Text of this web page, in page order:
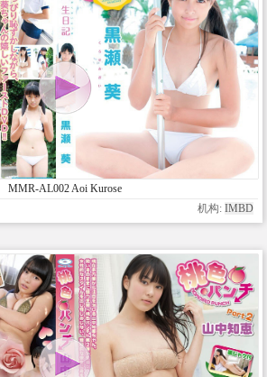
MMR-AL002 Aoi Kurose
机构: IMBD